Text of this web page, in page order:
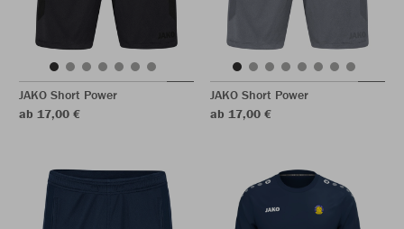
JAKO Short Power
ab 17,00 €
JAKO Short Power
ab 17,00 €